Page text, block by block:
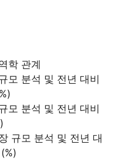
학 관계
모 분석 및 전년 대비
모 분석 및 전년 대비
규모 분석 및 전년 대